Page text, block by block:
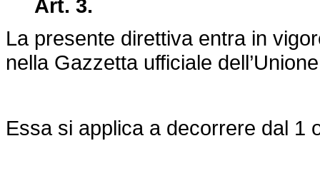
Art. 3.
La presente direttiva entra in
nella Gazzetta ufficiale
Essa si applica a decorrere dal 1